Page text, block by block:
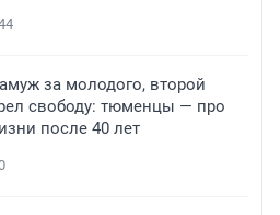
за молодого, второй
свободу: тюменцы — про
после 40 лет